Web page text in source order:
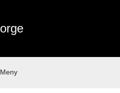
Meny